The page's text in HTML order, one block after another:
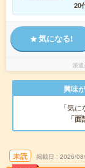
20
気になる!
派遣
興味
「気
「
未読 掲載日 2026/